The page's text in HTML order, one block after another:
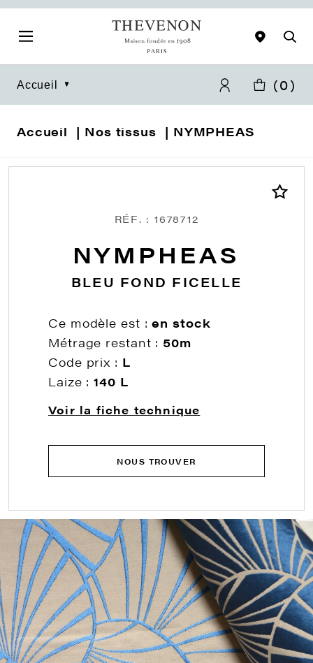
Accueil (0)
Accueil Nos tissus NYMPHEAS
RÉF. : 1678712
NYMPHEAS
BLEU FOND FICELLE
Ce modèle est :en stock
Métrage restant : 50m
Code prix : L
Laize :140 L
Voir la fiche technique
NOUS TROUVER